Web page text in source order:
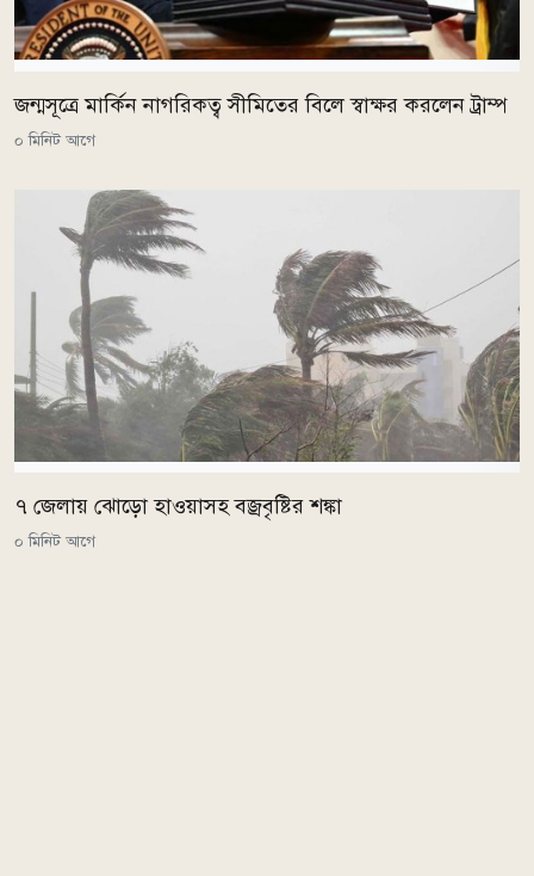
জন্মসূত্রে মার্কিন নাগরিকত্ব সীমিতের বিলে স্বাক্ষর করলেন ট্রাম্প
০ মিনিট আগে
৭ জেলায় ঝোড়ো হাওয়াসহ বজ্রবৃষ্টির শঙ্কা
০ মিনিট আগে